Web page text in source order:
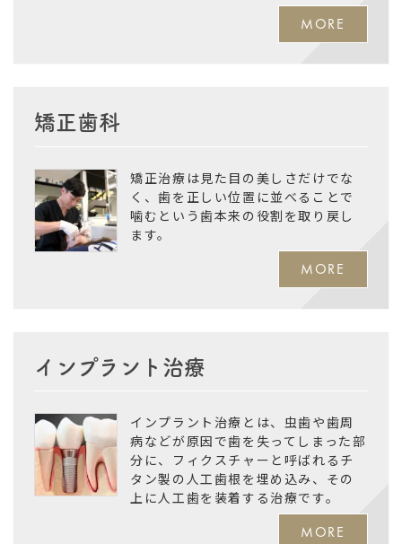
MORE
矯正歯科
矯正治療は見た目の美しさだけでな
く、歯を正しい位置に並べることで
噛むという歯本来の役割を取り戻し
ます。
MORE
インプラント治療
インプラント治療とは、虫歯や歯周
病などが原因で歯を失ってしまった部
分に、フィクスチャーと呼ばれるチ
タン製の人工歯根を埋め込み、その
上に人工歯を装着する治療です。
MORE